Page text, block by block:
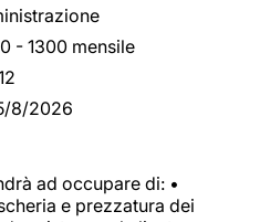
- 1300 mensile
8/2026
ad occupare di: •
e prezzatura dei